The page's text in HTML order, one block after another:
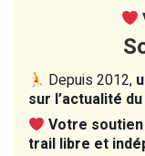
Depuis 2012,
sur l’actualité
Votre
trail libre et